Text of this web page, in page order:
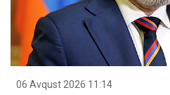
06 Avqust 2026 11:14